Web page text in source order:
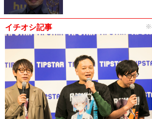
イチオシ記事 ※